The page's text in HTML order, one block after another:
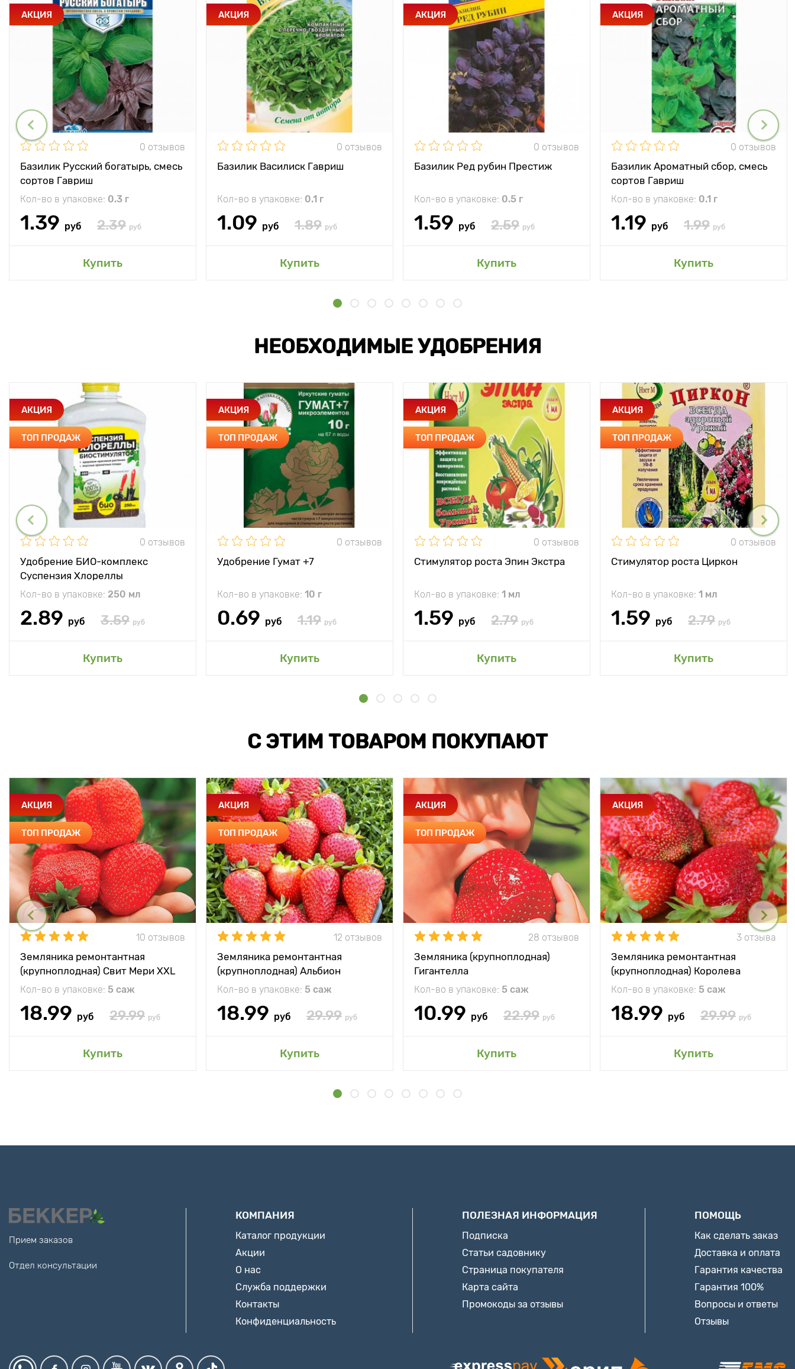
АКЦИЯ
0 отзывов
Базилик Русский богатырь, смесь
сортов Гавриш
Кол-во в упаковке: 0.3 г
1.39 руб 2.39 руб
Купить
АКЦИЯ
0 отзывов
Базилик Василиск Гавриш
Кол-во в упаковке: 0.1 г
1.09 руб 1.89 руб
Купить
АКЦИЯ
0 отзывов
Базилик Ред рубин Престиж
Кол-во в упаковке: 0.5 г
1.59 руб 2.59 руб
Купить
АКЦИЯ
0 отзывов
Базилик Ароматный сбор, смесь
сортов Гавриш
Кол-во в упаковке: 0.1 г
1.19 руб 1.99 руб
Купить
НЕОБХОДИМЫЕ УДОБРЕНИЯ
АКЦИЯ
ТОП ПРОДАЖ
0 отзывов
Удобрение БИО-комплекс
Суспензия Хлореллы
Кол-во в упаковке: 250 мл
2.89 руб 3.59 руб
Купить
АКЦИЯ
ТОП ПРОДАЖ
0 отзывов
Удобрение Гумат +7
Кол-во в упаковке: 10 г
0.69 руб 1.19 руб
Купить
АКЦИЯ
ТОП ПРОДАЖ
0 отзывов
Стимулятор роста Эпин Экстра
Кол-во в упаковке: 1 мл
1.59 руб 2.79 руб
Купить
АКЦИЯ
ТОП ПРОДАЖ
0 отзывов
Стимулятор роста Циркон
Кол-во в упаковке: 1 мл
1.59 руб 2.79 руб
Купить
С ЭТИМ ТОВАРОМ ПОКУПАЮТ
АКЦИЯ
ТОП ПРОДАЖ
10 отзывов
Земляника ремонтантная
(крупноплодная) Свит Мери XXL
Кол-во в упаковке: 5 саж
18.99 руб 29.99 руб
Купить
АКЦИЯ
ТОП ПРОДАЖ
12 отзывов
Земляника ремонтантная
(крупноплодная) Альбион
Кол-во в упаковке: 5 саж
18.99 руб 29.99 руб
Купить
АКЦИЯ
ТОП ПРОДАЖ
28 отзывов
Земляника (крупноплодная)
Гигантелла
Кол-во в упаковке: 5 саж
10.99 руб 22.99 руб
Купить
АКЦИЯ
3 отзыва
Земляника ремонтантная
(крупноплодная) Королева
Елизавета
Кол-во в упаковке: 5 саж
18.99 руб 29.99 руб
Купить
Прием заказов
Отдел консультации
КОМПАНИЯ
Каталог продукции
Акции
О нас
Служба поддержки
Контакты
Конфиденциальность
ПОЛЕЗНАЯ ИНФОРМАЦИЯ
Подписка
Статьи садовнику
Страница покупателя
Карта сайта
Промокоды за отзывы
ПОМОЩЬ
Как сделать заказ
Доставка и оплата
Гарантия качества
Гарантия 100%
Вопросы и ответы
Отзывы